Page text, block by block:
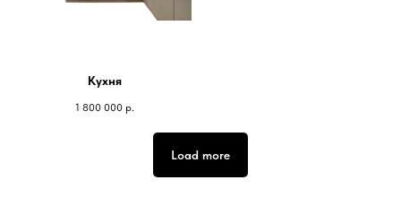
Кухня
1 800 000 р.
Load more